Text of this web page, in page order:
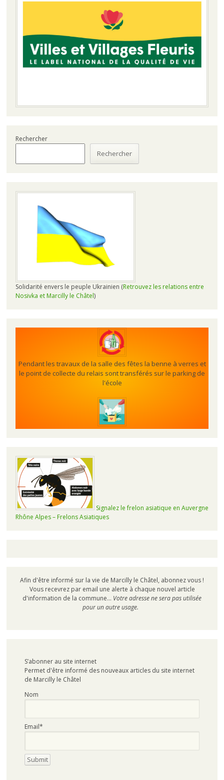
Rechercher
Rechercher
Solidarité envers le peuple Ukrainien (Retrouvez les relations entre
Nosivka et Marcilly le Châtel)
Pendant les travaux de la salle des fêtes la benne à verres et
le point de collecte du relais sont transférés sur le parking de
l'école
Signalez le frelon asiatique en Auvergne
Rhône Alpes – Frelons Asiatiques
Afin d'être informé sur la vie de Marcilly le Châtel, abonnez vous !
Vous recevrez par email une alerte à chaque nouvel article
d'information de la commune... Votre adresse ne sera pas utilisée
pour un autre usage.
S’abonner au site internet
Permet d'être informé des nouveaux articles du site internet
de Marcilly le Châtel
Nom
Email*